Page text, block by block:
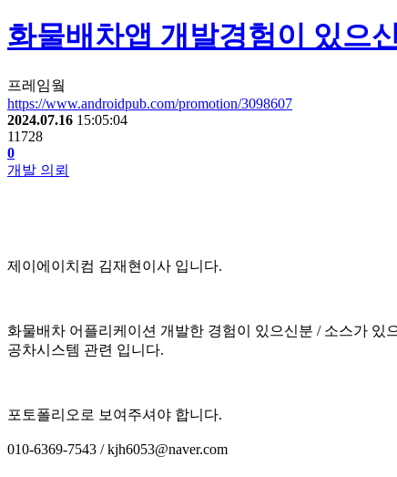
화물배차앱 개발경험이 있으
프레임웤
https://www.androidpub.com/promotion/3098607
2024.07.16 15:05:04
11728
0
개발 의뢰
제이에이치컴 김재현이사 입니다.
화물배차 어플리케이션 개발한 경험이 있으신분 / 소스가 있
공차시스템 관련 입니다.
포토폴리오로 보여주셔야 합니다.
010-6369-7543 / kjh6053@naver.com